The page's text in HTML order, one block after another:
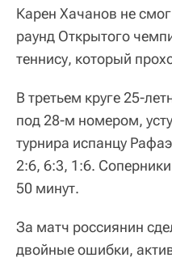
Карен Хачанов не
раунд Открытого
теннису, который
В третьем круге 25-
под 28-м номером,
турнира испанцу
2:6, 6:3, 1:6.
50 минут.
За матч россиянин
двойные ошибки,